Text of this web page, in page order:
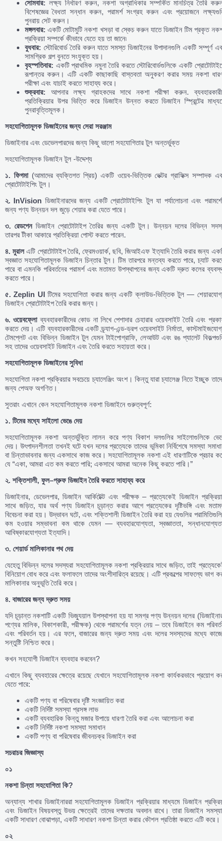
সোমবার: লক্ষ্য নির্ধারণ করুন, নকশা অগ্রাধিকার সম্পর্কিত মানচিত্র তৈরি
বিশেষজ্ঞের বৈধতা সন্ধান করুন, পরামর্শ সংগ্রহ করুন এবং প্রয়োজনে
পুনরায় সেট করুন।
মঙ্গলবার: একটি মোটামুটি নকশা খসড়া বা স্কেচ করুন যাতে ডিজাইন টিম প্রকৃত
প্রক্রিয়া সম্পর্কে কীভাবে যেতে হয় তা জানে৷
বুধবার: স্টোরিবোর্ড তৈরি করুন যাতে সমস্ত ডিজাইনের উপাদানগুলি একটি সম্পূর্ণ
সামগ্রিক গল্প বুনতে সংযুক্ত হয়।
বৃহস্পতিবার: একটি প্রাথমিক নমুনা তৈরি করতে স্টোরিবোর্ডগুলিকে একটি
রূপান্তর করুন। এটি একটি কাছাকাছি বাস্তবতা অনুকরণ করার সময় নকশা
পরীক্ষা এবং যাচাই করতে সাহায্য করে।
শুক্রবার: আপনার লক্ষ্য গ্রাহকদের সাথে নকশা পরীক্ষা করুন.
প্রতিক্রিয়ার উপর ভিত্তি করে ডিজাইন উন্নত করতে ডিজাইন স্প্রিন্টের
পুনরাবৃত্তিমূলক।
সহযোগিতামূলক ডিজাইনের জন্য সেরা সরঞ্জাম
ডিজাইনার এবং ডেভেলপারদের জন্য কিছু ভালো সহযোগিতার টুল অন্তর্ভুক্ত
সহযোগিতামূলক ডিজাইন টুল -উদ্দেশ্য
১. ফিগমা(আমাদের ব্যক্তিগত প্রিয়) একটি ওয়েব-ভিত্তিক ভেক্টর গ্রাফিক্স সম্পাদক
প্রোটোটাইপিং টুল।
২. InVision ডিজাইনারদের জন্য একটি প্রোটোটাইপিং টুল যা পর্যালোচনা এবং
জন্য পণ্য উন্নয়ন দল জুড়ে শেয়ার করা যেতে পারে।
৩.রেডপেনডিজাইন প্রোটোটাইপ তৈরির জন্য একটি টুল। উন্নয়ন দলের বিভিন্ন
তারপর টীকা আকারে প্রতিক্রিয়া পোস্ট করতে পারেন.
৪.মুরালএটি প্রোটোটাইপ তৈরি, ফ্রেমওয়ার্ক, ছবি, জিআইএফ ইত্যাদি তৈরি করার জন্য
স্বজ্ঞাত সহযোগিতামূলক ডিজাইন চিন্তার টুল। টিম তারপরে মন্তব্য করতে পারে, চ্যাট
পারে বা এমনকি পরিবর্তনের পরামর্শ এবং মতামত উপস্থাপনের জন্য একটি দ্রুত কলের
করতে পারে।
৫. Zeplin UIটিমের সহযোগিতা করার জন্য একটি ক্লাউড-ভিত্তিক টুল —
ডিজাইন প্রোটোটাইপ তৈরি করার জন্য।
৬.ওয়েবফ্লোব্যবহারকারীদের কোড না লিখে পেশাদার চেহারার ওয়েবসাইট তৈরি এবং
করতে দেয়। এটি ব্যবহারকারীদের একটি ড্র্যাগ-এন্ড-ড্রপ ওয়েবসাইট নির্মাতা,
টেমপ্লেট এবং বিভিন্ন ডিজাইন টুল যেমন টাইপোগ্রাফি, লেআউট এবং রঙ প্যালেট
সহ তাদের ওয়েবসাইট ডিজাইন এবং তৈরি করতে সহায়তা করে।
সহযোগিতামূলক ডিজাইনের সুবিধা
সহযোগিতা নকশা প্রক্রিয়ার সবচেয়ে চ্যালেঞ্জিং অংশ। কিন্তু যারা চ্যালেঞ্জ নিতে ইচ্ছুক
জন্য পেঅফ অগণিত।
সুতরাং এখানে কেন সহযোগিতামূলক নকশা ডিজাইনে গুরুত্বপূর্ণ:
১. টিমের মধ্যে সাইলো ভেঙে দেয়
সহযোগিতামূলক নকশা অন্তর্ভুক্তি লালন করে পণ্য বিকাশ দলগুলির সাইলোগুলিকে
দেয়। উৎপাদনশীলতা তখনই ঘটে যখন দলের প্রত্যেকে তাদের ভূমিকা নির্বিশেষে সমস্যা
বা চিন্তাভাবনার জন্য একসাথে কাজ করে। সহযোগিতামূলক নকশা এই ধারণাটিকে প্রচার
যে “একা, আমরা এত কম করতে পারি; একসাথে আমরা অনেক কিছু করতে পারি।”
২. শক্তিশালী, ফুল–প্রুফ ডিজাইন তৈরি করতে সাহায্য করে
ডিজাইনার, ডেভেলপার, ডিজাইন আর্কিটেক্ট এবং পরীক্ষক – প্রত্যেকেই ডিজাইন
সাথে জড়িত, যার অর্থ পণ্য ডিজাইন চূড়ান্ত করার আগে প্রত্যেকের দৃষ্টিভঙ্গি এবং
বিবেচনা করা হয়। উদ্ভাবন ঘটে, এবং শক্তিশালী ডিজাইন তৈরি করা হয় যেগুলির
কম হওয়ার সম্ভাবনা কম থাকে যেমন — ব্যবহারযোগ্যতা, স্বজ্ঞাততা,
আবিষ্কারযোগ্যতা ইত্যাদি।
৩. শেয়ার্ড মালিকানার পথ দেয়
যেহেতু বিভিন্ন দলের সদস্যরা সহযোগিতামূলক নকশা প্রক্রিয়ার সাথে জড়িত, তাই
বিনিয়োগ বোধ করে এবং ফলাফলে তাদের অংশীদারিত্ব রয়েছে। এটি প্রকল্পের সাফল্যে ভাগ
মালিকানার অনুভূতি তৈরি করে।
৪. বাজারের জন্য দ্রুত সময়
যদি চূড়ান্ত নকশাটি একটি ভিজ্যুয়াল উপস্থাপনা হয় যা সমগ্র পণ্য উন্নয়ন দলের
পণ্যের মালিক, বিকাশকারী, পরীক্ষক) থেকে পরামর্শের যত্ন নেয় – তবে ডিজাইনে কম
এবং পরিবর্তন হয়। এর ফলে, বাজারের জন্য দ্রুত সময় এবং দলের সদস্যদের মধ্যে
সন্তুষ্টি নিশ্চিত করে।
কখন সহযোগী ডিজাইন ব্যবহার করবেন?
এখানে কিছু ব্যবহারের ক্ষেত্রে রয়েছে যেখানে সহযোগিতামূলক নকশা কার্যকরভাবে প্রয়োগ
যেতে পারে:
একটি পণ্য বা পরিষেবার দৃষ্টি সংজ্ঞায়িত করা
একটি নির্দিষ্ট সমস্যা প্রসঙ্গ লাভ
একটি ব্যবহারিক কিন্তু মজার উপায়ে ধারণা তৈরি করা এবং আলোচনা করা
একটি নির্দিষ্ট নকশা সমস্যা সমাধান
একটি পণ্য বা পরিষেবার জীবনচক্র ডিজাইন করা
সচরাচর জিজ্ঞাস্য
০১
নকশা চিন্তা সহযোগিতা কি?
অন্যান্য শাখার ডিজাইনাররা সহযোগিতামূলক ডিজাইন প্রক্রিয়ার মাধ্যমে ডিজাইন
এবং ডিজাইন বিষয়বস্তু উভয় ক্ষেত্রেই তাদের দক্ষতার অবদান রাখে। তারা ডিজাইন
একটি সাধারণ বোঝাপড়া, একটি সাধারণ নকশা চিন্তা করার কৌশল প্রতিষ্ঠা করতে এটি করে।
০২